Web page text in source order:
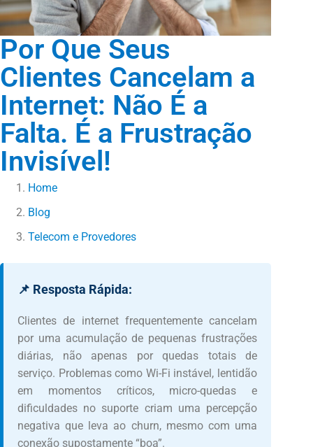
Por Que Seus
Clientes Cancelam a
Internet: Não É a
Falta. É a Frustração
Invisível!
Home
Blog
Telecom e Provedores
📌 Resposta Rápida:
Clientes de internet frequentemente cancelam
por uma acumulação de pequenas frustrações
diárias, não apenas por quedas totais de
serviço. Problemas como Wi-Fi instável, lentidão
em momentos críticos, micro-quedas e
dificuldades no suporte criam uma percepção
negativa que leva ao churn, mesmo com uma
conexão supostamente “boa”.